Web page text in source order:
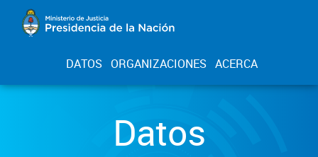
DATOS ORGANIZACIONES ACERCA
Datos